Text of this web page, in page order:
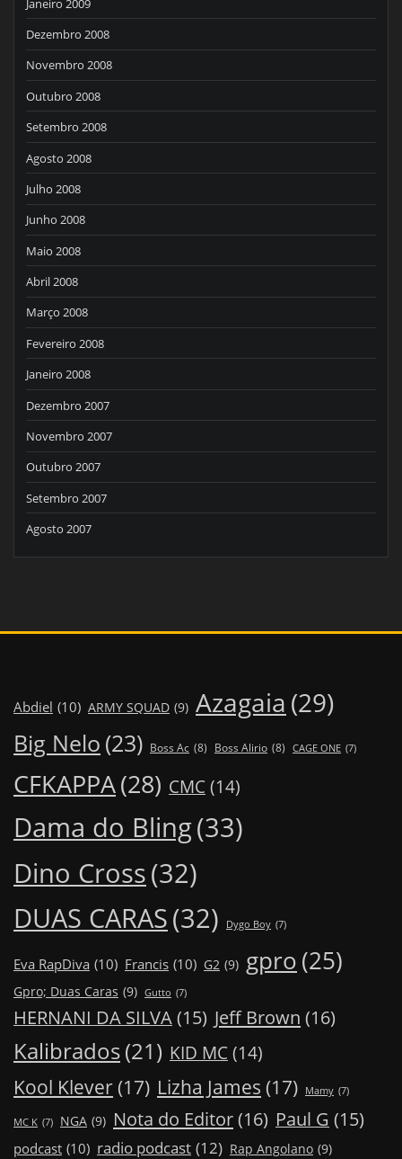
Janeiro 2009
Dezembro 2008
Novembro 2008
Outubro 2008
Setembro 2008
Agosto 2008
Julho 2008
Junho 2008
Maio 2008
Abril 2008
Março 2008
Fevereiro 2008
Janeiro 2008
Dezembro 2007
Novembro 2007
Outubro 2007
Setembro 2007
Agosto 2007
Abdiel (10) ARMY SQUAD (9) Azagaia (29)
Big Nelo (23) Boss Ac (8) Boss Alirio (8) CAGE ONE (7)
CFKAPPA(28) CMC (14)
Dama do Bling(33)
Dino Cross(32)
DUAS CARAS(32) Dygo Boy (7)
Eva RapDiva (10) Francis (10) G2 (9) gpro(25)
Gpro; Duas Caras (9) Gutto (7)
HERNANI DA SILVA(15) Jeff Brown (16)
Kalibrados(21) KID MC (14)
Kool Klever (17) Lizha James (17) Mamy (7)
MC K (7) NGA (9) Nota do Editor(16) Paul G (15)
podcast (10) radio podcast (12) Rap Angolano (9)